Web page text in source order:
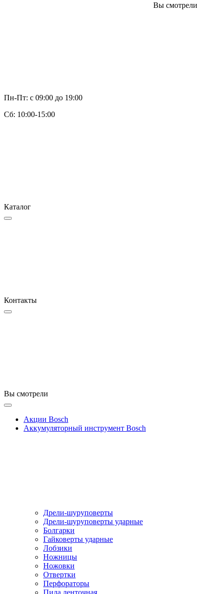
Вы смотрели
Пн-Пт: с 09:00 до 19:00
Cб: 10:00-15:00
Каталог
Контакты
Вы смотрели
Акции Bosch
Аккумуляторный инструмент Bosch
Дрели-шуруповерты
Дрели-шуруповерты ударные
Болгарки
Гайковерты ударные
Лобзики
Ножницы
Ножовки
Отвертки
Перфораторы
Пила ленточная